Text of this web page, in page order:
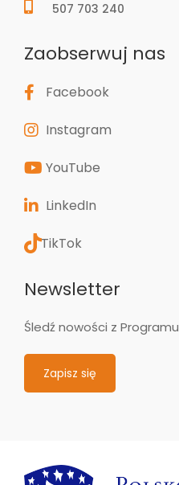
507 703 240
Zaobserwuj nas
Facebook
Instagram
YouTube
LinkedIn
TikTok
Newsletter
Śledź nowości z Programu
Zapisz się